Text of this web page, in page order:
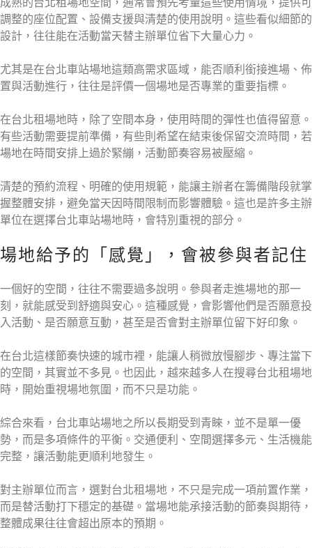
成熟的台北租場地空間，通常會預先考量這些使用情境，提供可
調整的座位配置、設備支援與清楚的使用說明。這些看似細節的
設計，往往能在活動當天替主辦單位省下大量心力。
尤其是在台北車站場地這類高需求區域，能否順利銜接進場、佈
置與活動進行，往往是評價一個場地是否專業的重要指標。
在台北租場地時，除了空間本身，使用時間的彈性也值得留意。
有些活動需要提前準備，有些則希望在結束後保留交流時間，若
場地在時間安排上過於緊繃，活動節奏容易被壓縮。
清楚的預約流程、明確的使用規範，能讓主辦者在籌備階段就掌
握整體安排，避免當天因時間限制而影響體驗。這也是許多主辦
單位在選擇台北車站場地時，會特別重視的部分。
場地給予的「感覺」，會被參與者記住
一個好的空間，往往不需要過多說明。參與者走進場地的那一
刻，就能感受到舒適與安心。這種感覺，會影響他們是否願意投
入活動、是否願意互動，甚至是否會對主辦單位留下好印象。
在台北這樣節奏快速的城市裡，能讓人稍微放慢腳步、專注當下
的空間，其實並不多見。也因此，越來越多人在搜尋台北租場地
時，開始重視場地氛圍，而不只是功能。
綜合來看，台北車站場地之所以長期受到青睞，並不是單一優
勢，而是多項條件的平衡。交通便利、空間選擇多元、生活機能
完整，讓活動能更順利地發生。
對主辦單位而言，選對台北租場地，不只是完成一項前置作業，
而是替活動打下穩定的基礎。當場地能承接活動的節奏與期待，
整體成果往往會超出原本的預期。